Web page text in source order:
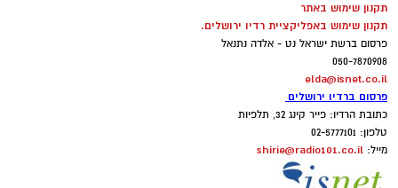
תקנון שימוש באתר
תקנון שימוש באפליקציית רדיו ירושלים.
פרסום ברשת ישראל נט - אלדה נתנאל
050-7870908
elda@isnet.co.il
פרסום ברדיו ירושלים
כתובת הרדיו: פייר קינג 32, תלפיות
טלפון: 02-5777101
מייל: shirie@radio101.co.il